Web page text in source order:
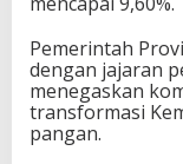
Pemerintah
dengan jajaran
menegaskan
transformasi
pangan.